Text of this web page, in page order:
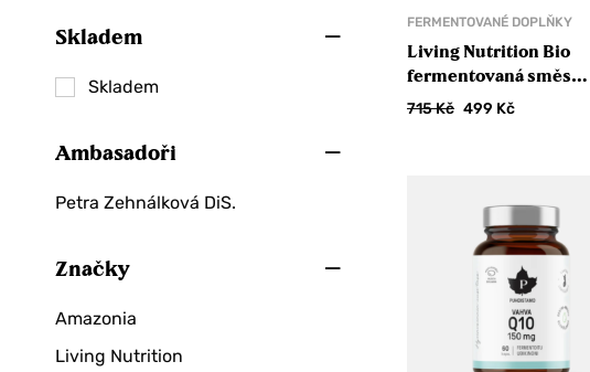
Těhotenské boly
Dobroty
Bylinkové čaje
Matcha
Skladem
Skladem
Ambasadoři
Petra Zehnálková DiS.
Značky
Amazonia
Living Nutrition
FERMENTOVANÉ DOPLŇKY
Living Nutrition Bio
fermentovaná směs
Tranquility ZLEVNĚNO
715Kč 499 Kč